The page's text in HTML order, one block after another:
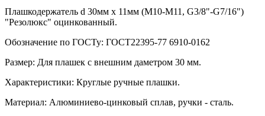
Плашкодержатель d 30мм х 11мм (М10-М11, G3/8"-G7/16")
"Резолюкс" оцинкованный.
Обозначение по ГОСТу: ГОСТ22395-77 6910-0162
Размер: Для плашек с внешним даметром 30 мм.
Характеристики: Круглые ручные плашки.
Материал: Алюминиево-цинковый сплав, ручки - сталь.